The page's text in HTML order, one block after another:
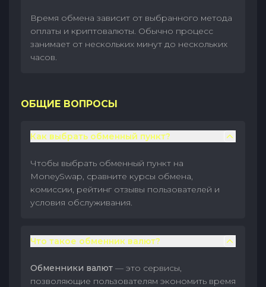
Время обмена зависит от выбранного метода
оплаты и криптовалюты. Обычно процесс
занимает от нескольких минут до нескольких
часов.
ОБЩИЕ ВОПРОСЫ
Как выбрать обменный пункт?
Чтобы выбрать обменный пункт на
MoneySwap, сравните курсы обмена,
комиссии, рейтинг отзывы пользователей и
условия обслуживания.
Что такое обменник валют?
Обменники валют — это сервисы,
позволяющие пользователям экономить время